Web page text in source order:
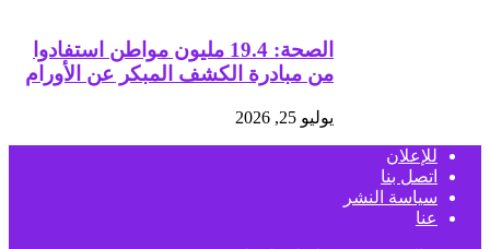
الصحة: 19.4 مليون مواطن استفادوا
من مبادرة الكشف المبكر عن الأورام
يوليو 25, 2026
للإعلان
اتصل بنا
سياسة النشر
عنا